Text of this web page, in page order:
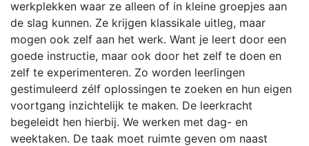
werkplekken waar ze alleen of in kleine groepjes aan
de slag kunnen. Ze krijgen klassikale uitleg, maar
mogen ook zelf aan het werk. Want je leert door een
goede instructie, maar ook door het zelf te doen en
zelf te experimenteren. Zo worden leerlingen
gestimuleerd zélf oplossingen te zoeken en hun eigen
voortgang inzichtelijk te maken. De leerkracht
begeleidt hen hierbij. We werken met dag- en
weektaken. De taak moet ruimte geven om naast